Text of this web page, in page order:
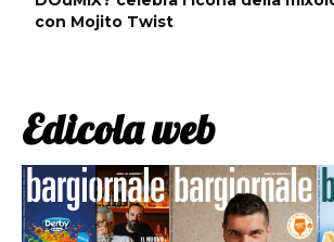
con Mojito Twist
Edicola web